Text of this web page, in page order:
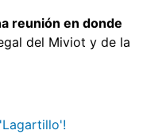
reunión en donde
del Miviot y de la